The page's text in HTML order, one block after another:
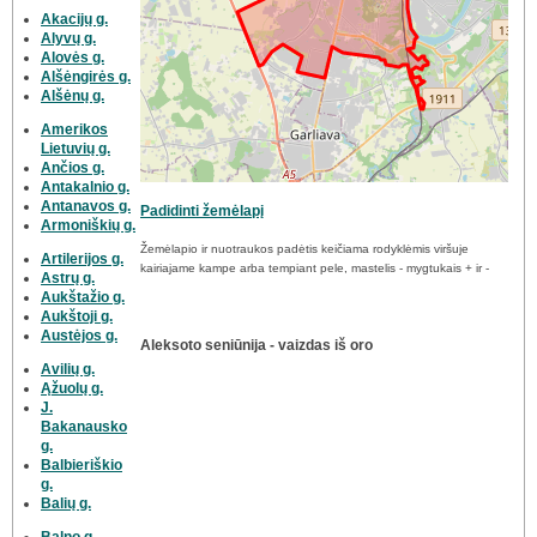
Akacijų g.
Alyvų g.
Alovės g.
Alšėngirės g.
Alšėnų g.
Amerikos
Lietuvių g.
Ančios g.
Antakalnio g.
Antanavos g.
Armoniškių g.
Artilerijos g.
Astrų g.
Aukštažio g.
Aukštoji g.
Austėjos g.
Avilių g.
Ąžuolų g.
J.
Bakanausko
g.
Balbieriškio
g.
Balių g.
Padidinti žemėlapį
Žemėlapio ir nuotraukos padėtis keičiama rodyklėmis viršuje
kairiajame kampe arba tempiant pele, mastelis - mygtukais + ir -
Aleksoto seniūnija - vaizdas iš oro